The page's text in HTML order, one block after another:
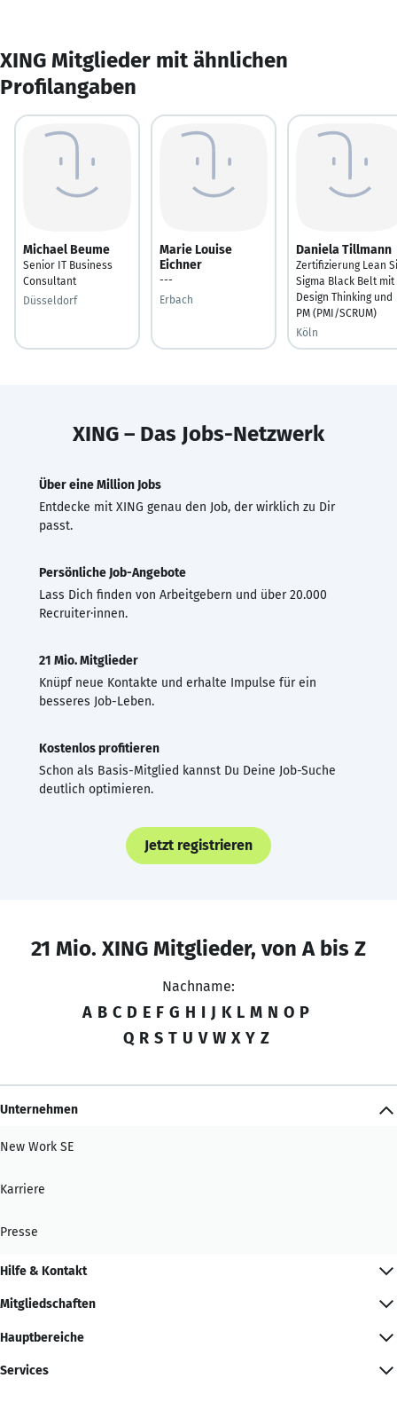
XING Mitglieder mit ähnlichen
Profilangaben
Michael Beume
Senior IT Business
Consultant
Düsseldorf
Marie Louise
Eichner
---
Erbach
Daniela Tillmann
Zertifizierung Lean
Sigma Black Belt mit
Design Thinking und
PM (PMI/SCRUM)
Köln
XING – Das Jobs-Netzwerk
Über eine Million Jobs
Entdecke mit XING genau den Job, der wirklich zu Dir
passt.
Persönliche Job-Angebote
Lass Dich finden von Arbeitgebern und über 20.000
Recruiter·innen.
21 Mio. Mitglieder
Knüpf neue Kontakte und erhalte Impulse für ein
besseres Job-Leben.
Kostenlos profitieren
Schon als Basis-Mitglied kannst Du Deine Job-Suche
deutlich optimieren.
Jetzt registrieren
21 Mio. XING Mitglieder, von A bis Z
Nachname:
A B C D E F G H I J K L M N O P
Q R S T U V W X Y Z
Unternehmen
New Work SE
Karriere
Presse
Hilfe & Kontakt
Mitgliedschaften
Hauptbereiche
Services